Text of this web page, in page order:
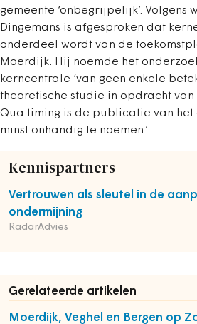
gemeente ‘onbegrijpelijk’. Volgens
Dingemans is afgesproken dat
onderdeel wordt van de
Moerdijk. Hij noemde het
kerncentrale ‘van geen enkele
theoretische studie in opdracht van
Qua timing is de publicatie van het
minst onhandig te noemen.’
Kennispartners
Vertrouwen als sleutel in de
ondermijning
RadarAdvies
Gerelateerde artikelen
Moerdijk, Veghel en Bergen op